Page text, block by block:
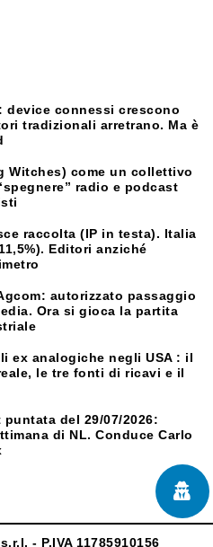
device connessi crescono
tradizionali arretrano. Ma è
Witches) come un collettivo
radio e podcast
raccolta (IP in testa). Italia
Editori anziché
autorizzato passaggio
Ora si gioca la partita
ex analogiche negli USA : il
le tre fonti di ricavi e il
del 29/07/2026:
di NL. Conduce Carlo
- P.IVA 11785910156